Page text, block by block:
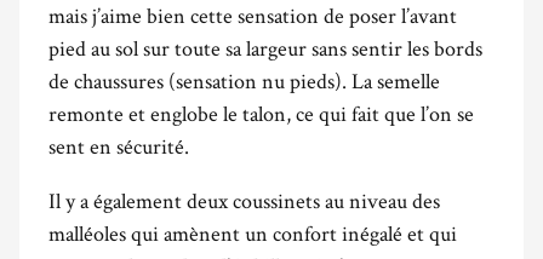
mais j’aime bien cette sensation de poser l’avant
pied au sol sur toute sa largeur sans sentir les bords
de chaussures (sensation nu pieds). La semelle
remonte et englobe le talon, ce qui fait que l’on se
sent en sécurité.
Il y a également deux coussinets au niveau des
malléoles qui amènent un confort inégalé et qui